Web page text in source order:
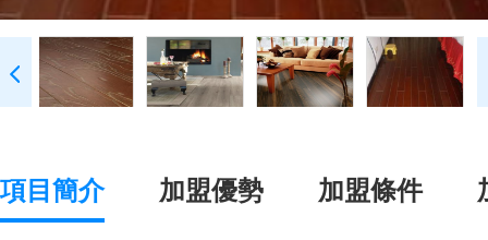
項目簡介 加盟優勢 加盟條件